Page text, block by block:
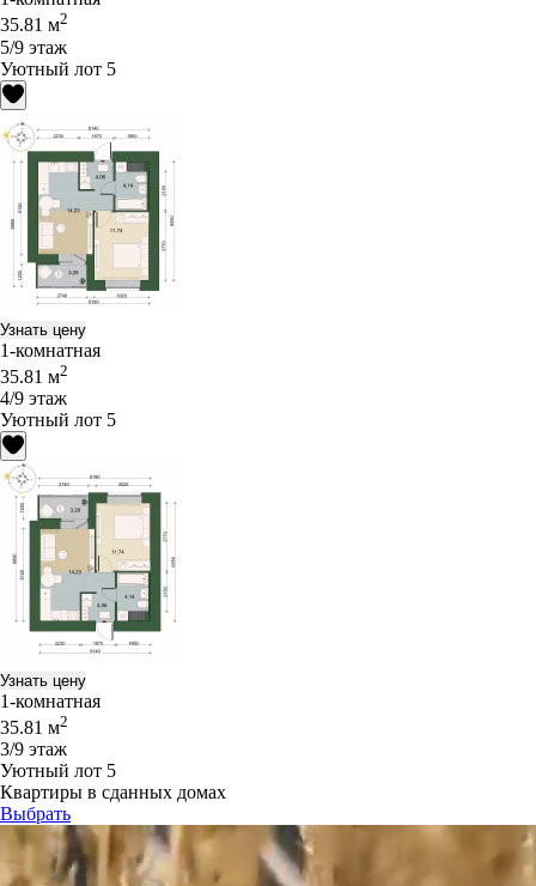
35.81 м2
5/9 этаж
Уютный лот 5
Узнать цену
1-комнатная
35.81 м2
4/9 этаж
Уютный лот 5
Узнать цену
1-комнатная
35.81 м2
3/9 этаж
Уютный лот 5
Квартиры в сданных домах
Выбрать